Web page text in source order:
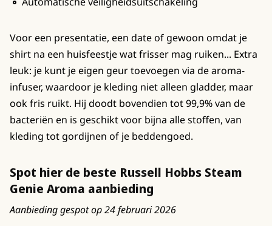
Voor een presentatie, een date of gewoon omdat je
shirt na een huisfeestje wat frisser mag ruiken... Extra
leuk: je kunt je eigen geur toevoegen via de aroma-
infuser, waardoor je kleding niet alleen gladder, maar
ook fris ruikt. Hij doodt bovendien tot 99,9% van de
bacteriën en is geschikt voor bijna alle stoffen, van
kleding tot gordijnen of je beddengoed.
Spot hier de beste Russell Hobbs Steam
Genie Aroma aanbieding
Aanbieding gespot op 24 februari 2026